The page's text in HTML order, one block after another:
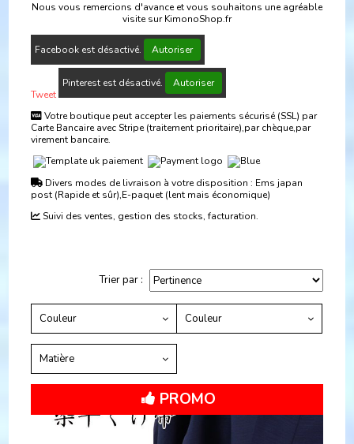
Nous vous remercions d'avance et vous souhaitons une agréable
visite sur KimonoShop.fr
Facebook est désactivé. Autoriser
Tweet
Pinterest est désactivé. Autoriser
 Votre boutique peut accepter les paiements sécurisé (SSL) par
Carte Bancaire avec Stripe (traitement prioritaire),par chèque,par
virement bancaire.
 Divers modes de livraison à votre disposition : Ems japan
post (Rapide et sûr),E-paquet (lent mais économique)
 Suivi des ventes, gestion des stocks, facturation.
Trier par :
Couleur Couleur
Matière
PROMO